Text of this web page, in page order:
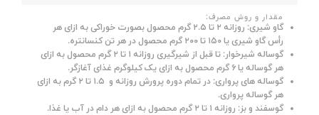
مقدار و روش مصرف:
گاو شیری: روزانه ۲ تا ۲.۵ گرم محصول بصورت خوراکی به ازای هر
رأس گاو شیری یا ۱۵۰ تا ۲۰۰ گرم محصول در هر تن کنسانتره.
گوساله شیرخوار: تا قبل از شیرگیری روزانه ۱ تا ۲ گرم محصول به ازای
هر گوساله یا ۶ گرم محصول به ازای یک کیلوگرم غذای آغازگر.
گوساله های پرواری: در تمام دوره پرورش روزانه و ۱.۵ تا ۲ گرم به ازای
هر گوساله پرواری.
گوسفند و بز: روزانه ۱ تا ۲ گرم محصول به ازای هر دام در آب یا غذا.